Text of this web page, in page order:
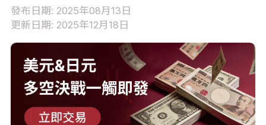
發布日期: 2025年08月13日
更新日期: 2025年12月18日